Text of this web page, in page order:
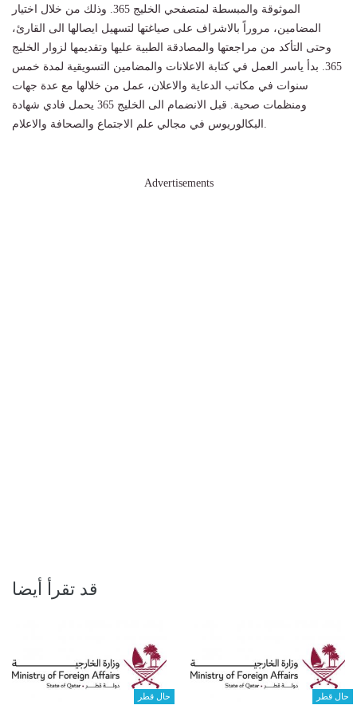
الموثوقة والمبسطة لمتصفحي الخليج 365. وذلك من خلال اختيار
المضامين، مروراً بالاشراف على صياغتها لتسهيل ايصالها الى القارئ،
وحتى التأكد من مراجعتها والمصادقة الطبية عليها وتقديمها لزوار الخليج
365. بدأ ياسر العمل في كتابة الاعلانات والمضامين التسويقية لمدة خمس
سنوات في مكاتب الدعاية والاعلان، عمل من خلالها مع عدة جهات
ومنظمات صحية. قبل الانضمام الى الخليج 365 يحمل فادي شهادة
Advertisements
قد تقرأ أيضا
حال قطر حال قطر